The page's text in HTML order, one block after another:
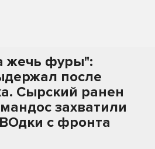
жечь фуры":
после
Сырский ранен
захватили
с фронта